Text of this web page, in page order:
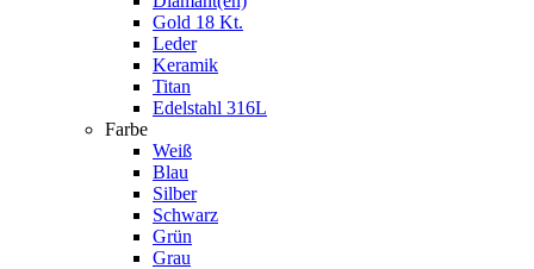
Gold 18 Kt.
Leder
Keramik
Titan
Edelstahl 316L
Farbe
Weiß
Blau
Silber
Schwarz
Grün
Grau